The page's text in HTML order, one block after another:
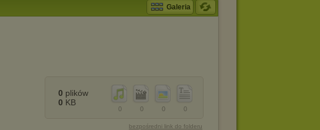
Galeria
0
0
0
0
0 plików
0 KB
bezpośredni link do folderu